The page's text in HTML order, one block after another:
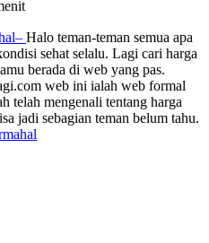
Halo teman-teman semua apa
sehat selalu. Lagi cari harga
berada di web yang pas.
web ini ialah web formal
telah mengenali tentang harga
jadi sebagian teman belum tahu.